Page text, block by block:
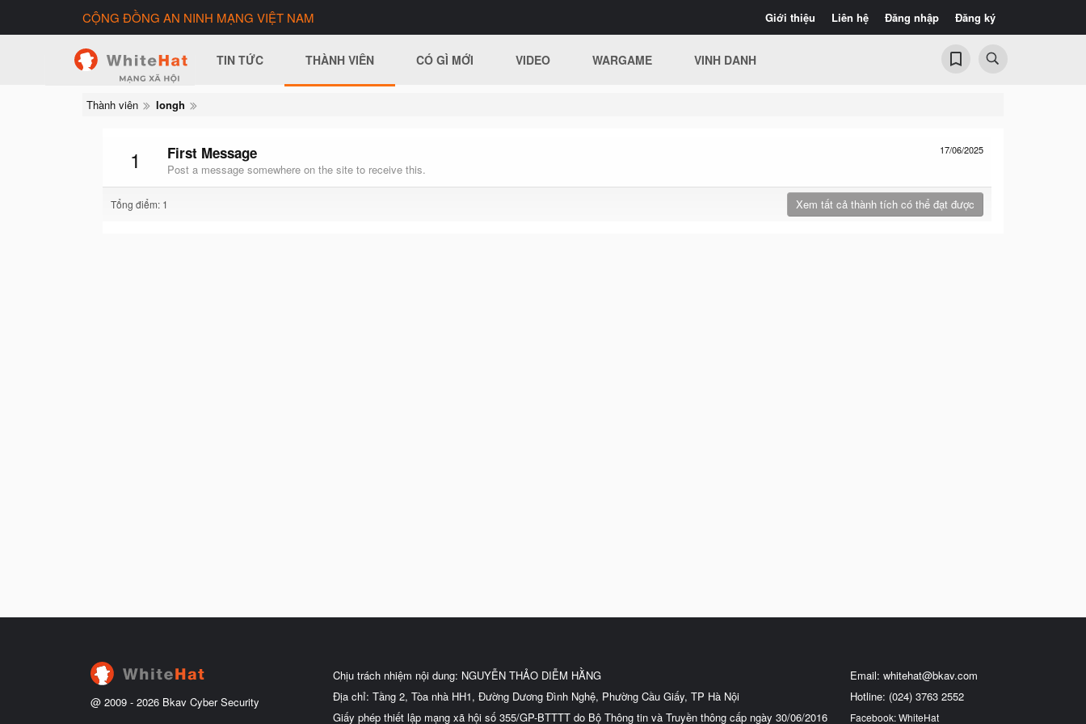
Giới thiệu Liên hệ Đăng nhập Đăng ký
CỘNG ĐỒNG AN NINH MẠNG VIỆT NAM
TIN TỨC THÀNH VIÊN CÓ GÌ MỚI VIDEO WARGAME VINH DANH
Thành viên longh
1 17/06/2025
First Message
Post a message somewhere on the site to receive this.
Tổng điểm: 1 Xem tất cả thành tích có thể đạt được
@ 2009 - 2026 Bkav Cyber Security
Chịu trách nhiệm nội dung: NGUYỄN THẢO DIỄM HẰNG
Địa chỉ: Tầng 2, Tòa nhà HH1, Đường Dương Đình Nghệ, Phường Cầu Giấy, TP Hà Nội
Giấy phép thiết lập mạng xã hội số 355/GP-BTTTT do Bộ Thông tin và Truyền thông cấp ngày 30/06/2016
Email: whitehat@bkav.com
Hotline: (024) 3763 2552
Facebook: WhiteHat